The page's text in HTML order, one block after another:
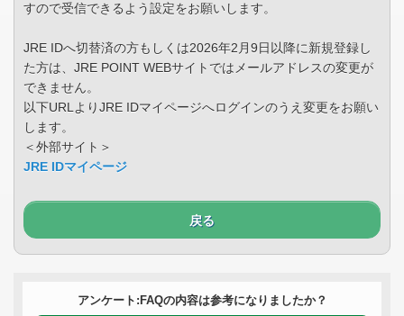
すので受信できるよう設定をお願いします。
JRE IDへ切替済の方もしくは2026年2月9日以降に新規登録し
た方は、JRE POINT WEBサイトではメールアドレスの変更が
できません。
以下URLよりJRE IDマイページへログインのうえ変更をお願い
します。
＜外部サイト＞
JRE IDマイページ
戻る
アンケート:FAQの内容は参考になりましたか？